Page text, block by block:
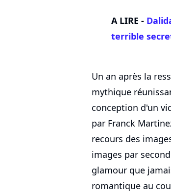
A LIRE -
terrible
Un an après la
mythique
conception d'un
par Franck
recours des
images par
glamour que
romantique au